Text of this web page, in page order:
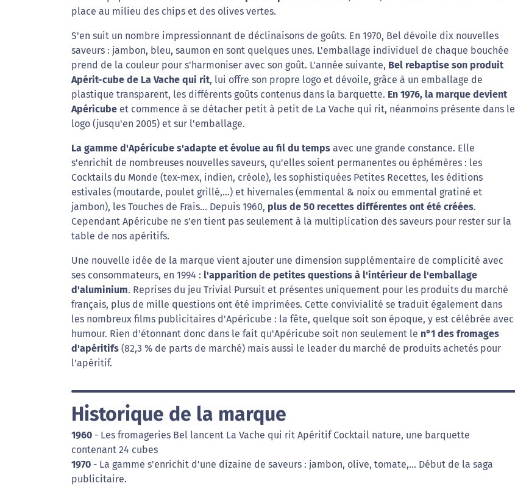
place au milieu des chips et des olives vertes.
S'en suit un nombre impressionnant de déclinaisons de goûts. En 1970, Bel dévoile dix nouvelles
saveurs : jambon, bleu, saumon en sont quelques unes. L'emballage individuel de chaque bouchée
prend de la couleur pour s'harmoniser avec son goût. L'année suivante, Bel rebaptise son produit
Apérit-cube de La Vache qui rit, lui offre son propre logo et dévoile, grâce à un emballage de
plastique transparent, les différents goûts contenus dans la barquette. En 1976, la marque devient
Apéricube et commence à se détacher petit à petit de La Vache qui rit, néanmoins présente dans le
logo (jusqu'en 2005) et sur l'emballage.
La gamme d'Apéricube s'adapte et évolue au fil du temps avec une grande constance. Elle
s'enrichit de nombreuses nouvelles saveurs, qu'elles soient permanentes ou éphémères : les
Cocktails du Monde (tex-mex, indien, créole), les sophistiquées Petites Recettes, les éditions
estivales (moutarde, poulet grillé,…) et hivernales (emmental & noix ou emmental gratiné et
jambon), les Touches de Frais… Depuis 1960, plus de 50 recettes différentes ont été créées.
Cependant Apéricube ne s'en tient pas seulement à la multiplication des saveurs pour rester sur la
table de nos apéritifs.
Une nouvelle idée de la marque vient ajouter une dimension supplémentaire de complicité avec
ses consommateurs, en 1994 : l'apparition de petites questions à l'intérieur de l'emballage
d'aluminium. Reprises du jeu Trivial Pursuit et présentes uniquement pour les produits du marché
français, plus de mille questions ont été imprimées. Cette convivialité se traduit également dans
les nombreux films publicitaires d'Apéricube : la fête, quelque soit son époque, y est célébrée avec
humour. Rien d'étonnant donc dans le fait qu'Apéricube soit non seulement le n°1 des fromages
d'apéritifs (82,3 % de parts de marché) mais aussi le leader du marché de produits achetés pour
l'apéritif.
Historique de la marque
1960 - Les fromageries Bel lancent La Vache qui rit Apéritif Cocktail nature, une barquette
contenant 24 cubes
1970 - La gamme s'enrichit d'une dizaine de saveurs : jambon, olive, tomate,… Début de la saga
publicitaire.